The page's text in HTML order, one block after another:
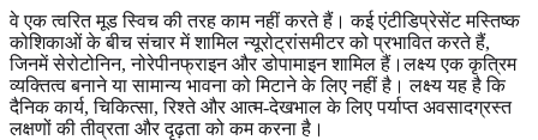
वे एक त्वरित मूड स्विच की तरह काम नहीं करते हैं। कई एंटीडिप्रेसेंट मस्तिष्क
कोशिकाओं के बीच संचार में शामिल न्यूरोट्रांसमीटर को प्रभावित करते हैं,
जिनमें सेरोटोनिन, नोरेपीनफ्राइन और डोपामाइन शामिल हैं।लक्ष्य एक कृत्रिम
व्यक्तित्व बनाने या सामान्य भावना को मिटाने के लिए नहीं है। लक्ष्य यह है कि
दैनिक कार्य, चिकित्सा, रिश्ते और आत्म-देखभाल के लिए पर्याप्त अवसादग्रस्त
लक्षणों की तीव्रता और दृढ़ता को कम करना है।